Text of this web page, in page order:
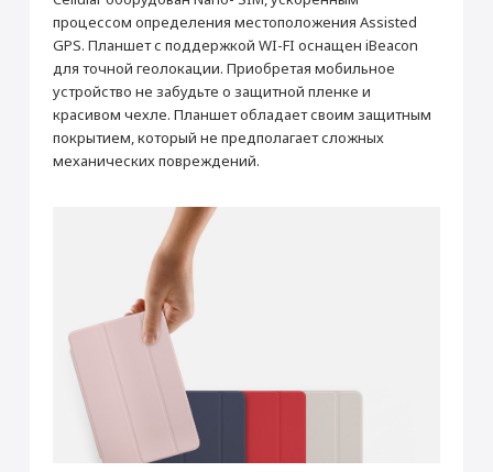
процессом определения местоположения Assisted
GPS. Планшет с поддержкой WI-FI оснащен iBeacon
для точной геолокации. Приобретая мобильное
устройство не забудьте о защитной пленке и
красивом чехле. Планшет обладает своим защитным
покрытием, который не предполагает сложных
механических повреждений.